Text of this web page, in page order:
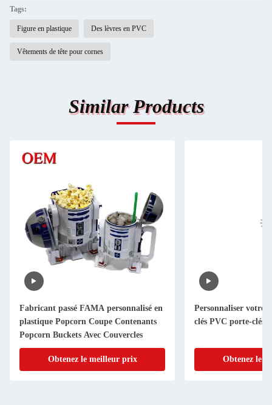
Tags:
Figure en plastique Des lèvres en PVC
Vêtements de tête pour cornes
Similar Products
Fabricant passé FAMA personnalisé en
plastique Popcorn Coupe Contenants
Popcorn Buckets Avec Couvercles
Obtenez le meilleur prix
Personnaliser votre
clés PVC porte-clés
Obtenez le